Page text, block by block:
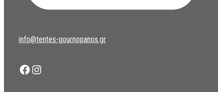
info@tentes-gournopanos.gr
Facebook
Instagram